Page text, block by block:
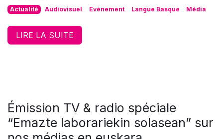
Actualité Audiovisuel Evénement Langue Basque Média
LIRE LA SUITE
Émission TV & radio spéciale
“Emazte laborariekin solasean” sur